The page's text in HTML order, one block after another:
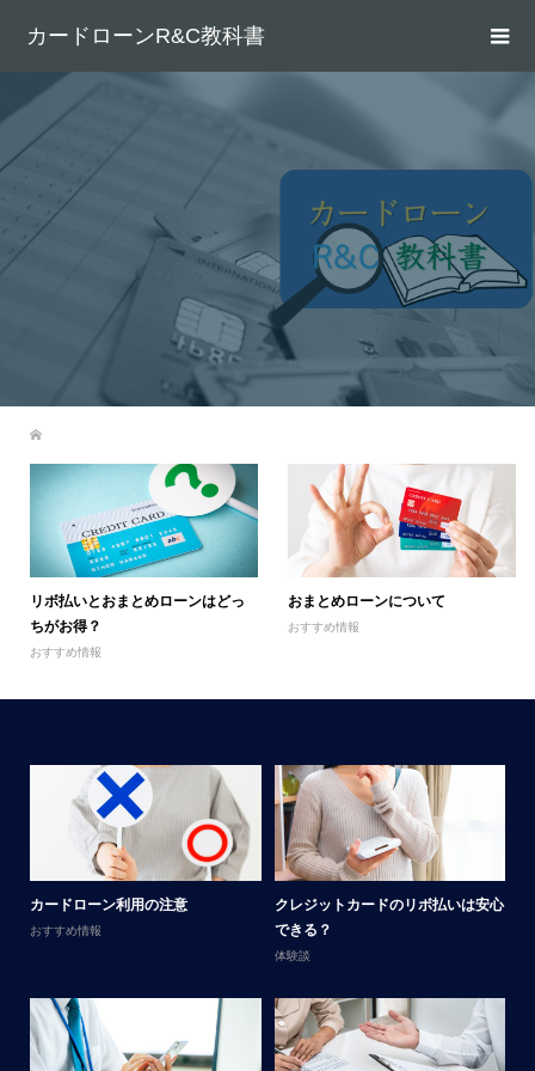
カードローンR&C教科書
リボ払いとおまとめローンはどっ
ちがお得？
おすすめ情報
おまとめローンについて
おすすめ情報
カードローン利用の注意
おすすめ情報
クレジットカードのリボ払いは安心
できる？
体験談